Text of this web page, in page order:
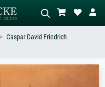
Caspar David Friedrich